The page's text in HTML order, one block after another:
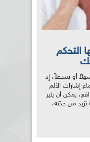
التحكم
أو بسيطاً، إذ
إشارات الألم
يمكن أن يثير
تزيد من حدّته،